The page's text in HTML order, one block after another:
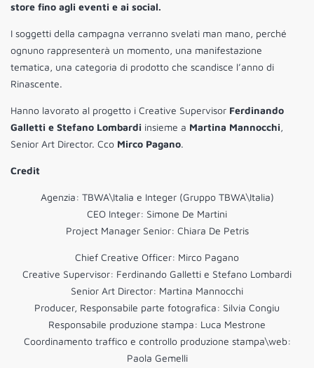
store fino agli eventi e ai social.
I soggetti della campagna verranno svelati man mano, perché
ognuno rappresenterà un momento, una manifestazione
tematica, una categoria di prodotto che scandisce l’anno di
Rinascente.
Hanno lavorato al progetto i Creative Supervisor Ferdinando
Galletti e Stefano Lombardi insieme a Martina Mannocchi,
Senior Art Director. Cco Mirco Pagano.
Credit
Agenzia: TBWA\Italia e Integer (Gruppo TBWA\Italia)
CEO Integer: Simone De Martini
Project Manager Senior: Chiara De Petris
Chief Creative Officer: Mirco Pagano
Creative Supervisor: Ferdinando Galletti e Stefano Lombardi
Senior Art Director: Martina Mannocchi
Producer, Responsabile parte fotografica: Silvia Congiu
Responsabile produzione stampa: Luca Mestrone
Coordinamento traffico e controllo produzione stampa\web:
Paola Gemelli